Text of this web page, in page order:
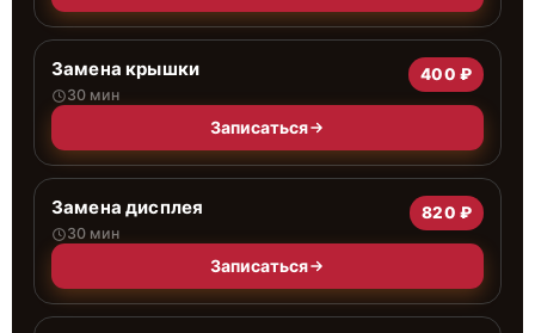
Замена крышки
30 мин
400 ₽
Записаться
Замена дисплея
30 мин
820 ₽
Записаться